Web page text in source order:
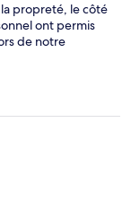
propreté, le côté
ont permis
de notre